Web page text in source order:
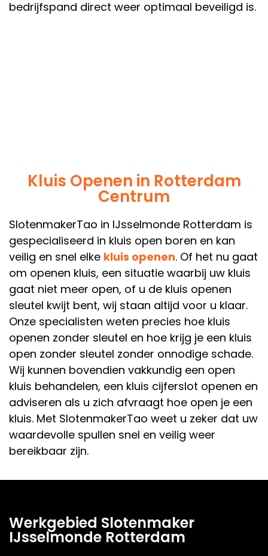
bedrijfspand direct weer optimaal beveiligd is.
Kluis Openen in Rotterdam
Centrum
SlotenmakerTao in IJsselmonde Rotterdam is
gespecialiseerd in kluis open boren en kan
veilig en snel elke kluis openen. Of het nu gaat
om openen kluis, een situatie waarbij uw kluis
gaat niet meer open, of u de kluis openen
sleutel kwijt bent, wij staan altijd voor u klaar.
Onze specialisten weten precies hoe kluis
openen zonder sleutel en hoe krijg je een kluis
open zonder sleutel zonder onnodige schade.
Wij kunnen bovendien vakkundig een open
kluis behandelen, een kluis cijferslot openen en
adviseren als u zich afvraagt hoe open je een
kluis. Met SlotenmakerTao weet u zeker dat uw
waardevolle spullen snel en veilig weer
bereikbaar zijn.
Werkgebied Slotenmaker
IJsselmonde Rotterdam